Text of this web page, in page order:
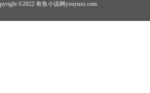
©2022 有鱼小说网youyuxs.com